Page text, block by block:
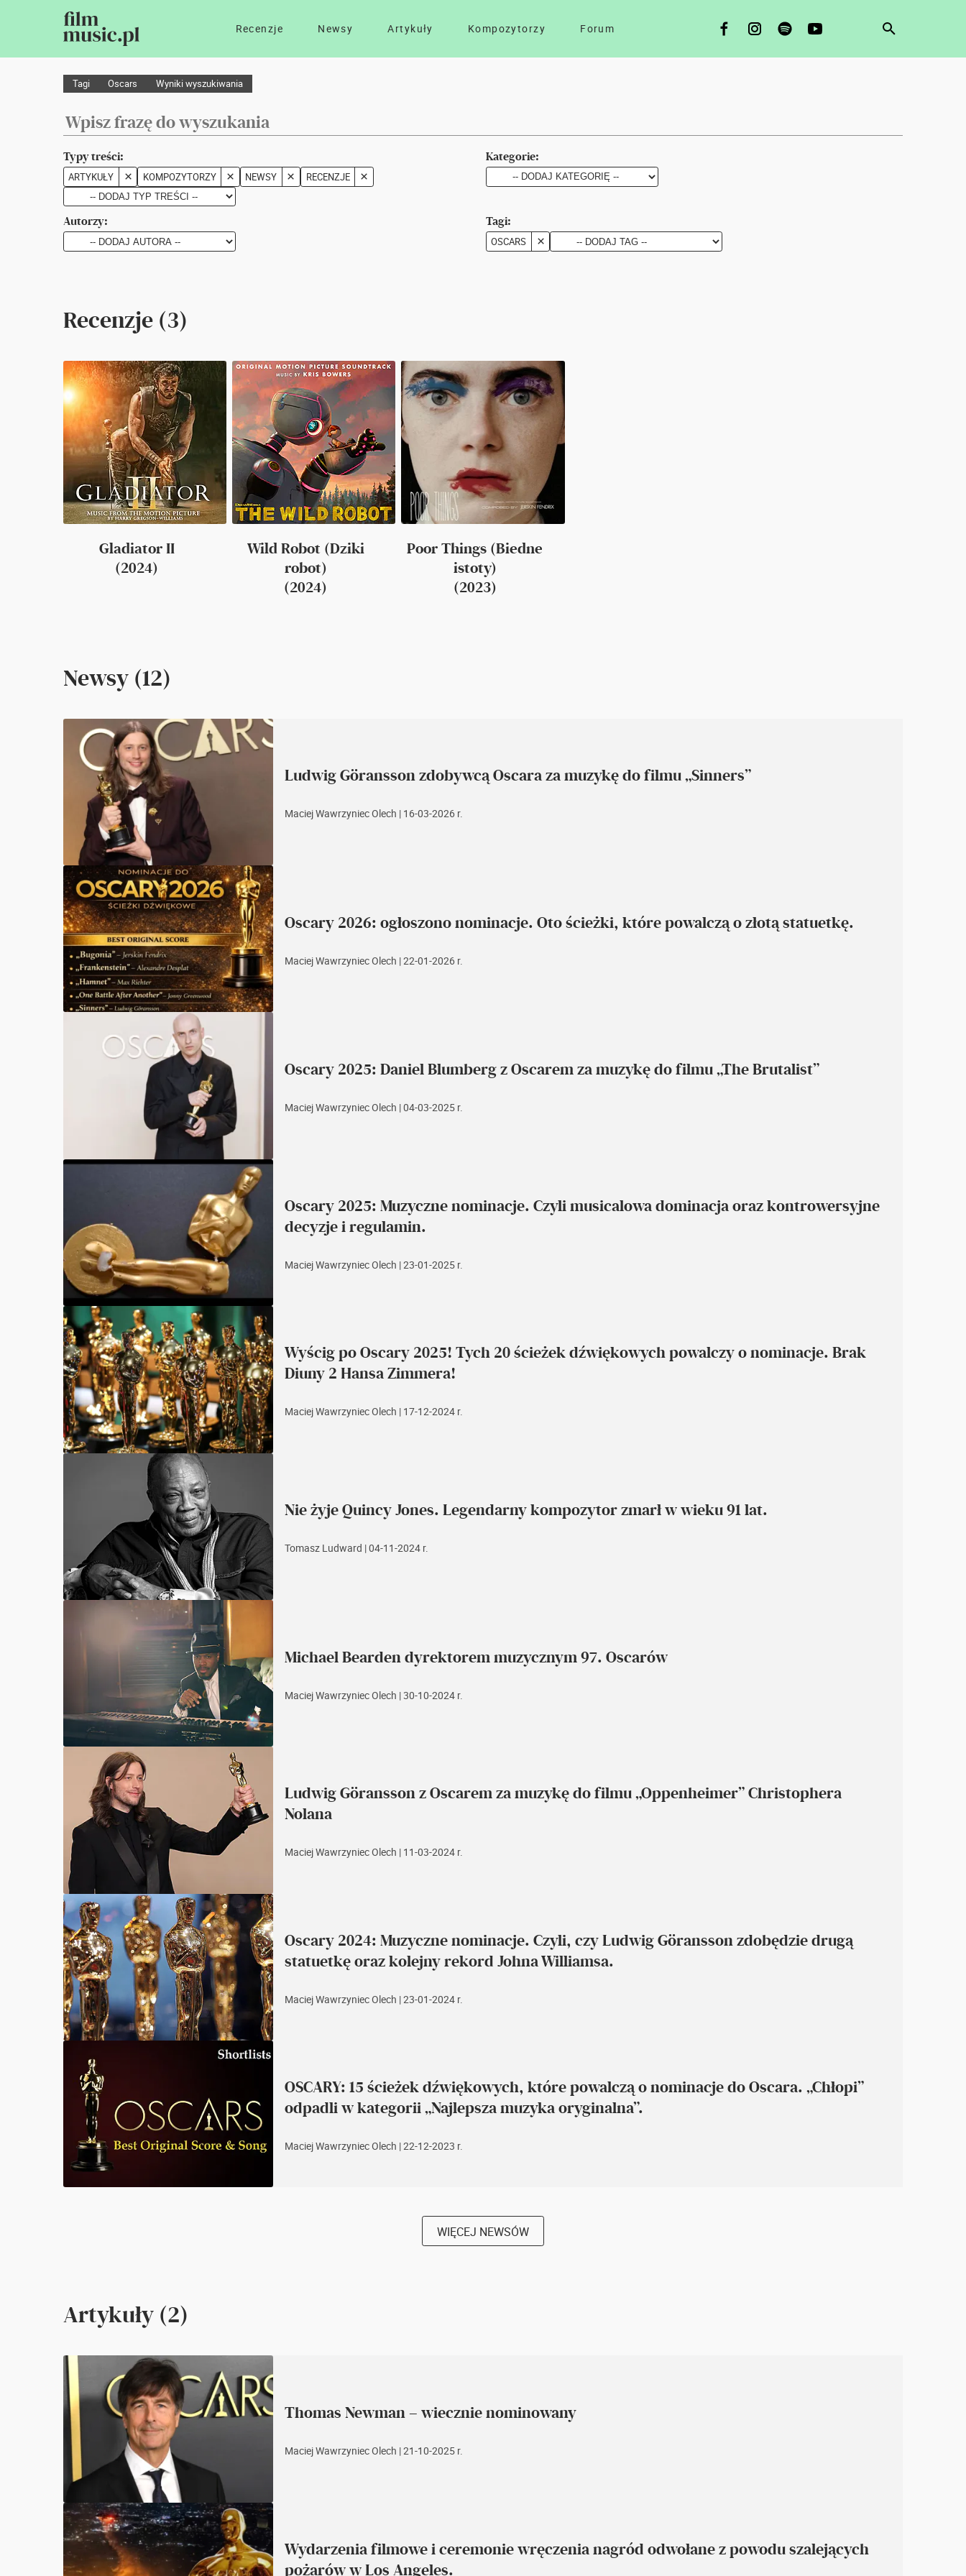
Recenzje Newsy Artykuły Kompozytorzy Forum
Tagi Oscars Wyniki wyszukiwania
Typy treści:
ARTYKUŁY KOMPOZYTORZY NEWSY RECENZJE
Kategorie:
Autorzy: Tagi:
OSCARS
Recenzje (3)
Gladiator II
(2024)
Wild Robot (Dziki
robot)
(2024)
Poor Things (Biedne
istoty)
(2023)
Newsy (12)
Ludwig Göransson zdobywcą Oscara za muzykę do filmu „Sinners”
Maciej Wawrzyniec Olech | 16-03-2026 r.
Oscary 2026: ogłoszono nominacje. Oto ścieżki, które powalczą o złotą statuetkę.
Maciej Wawrzyniec Olech | 22-01-2026 r.
Oscary 2025: Daniel Blumberg z Oscarem za muzykę do filmu „The Brutalist”
Maciej Wawrzyniec Olech | 04-03-2025 r.
Oscary 2025: Muzyczne nominacje. Czyli musicalowa dominacja oraz kontrowersyjne
decyzje i regulamin.
Maciej Wawrzyniec Olech | 23-01-2025 r.
Wyścig po Oscary 2025! Tych 20 ścieżek dźwiękowych powalczy o nominacje. Brak
Diuny 2 Hansa Zimmera!
Maciej Wawrzyniec Olech | 17-12-2024 r.
Nie żyje Quincy Jones. Legendarny kompozytor zmarł w wieku 91 lat.
Tomasz Ludward | 04-11-2024 r.
Michael Bearden dyrektorem muzycznym 97. Oscarów
Maciej Wawrzyniec Olech | 30-10-2024 r.
Ludwig Göransson z Oscarem za muzykę do filmu „Oppenheimer” Christophera
Nolana
Maciej Wawrzyniec Olech | 11-03-2024 r.
Oscary 2024: Muzyczne nominacje. Czyli, czy Ludwig Göransson zdobędzie drugą
statuetkę oraz kolejny rekord Johna Williamsa.
Maciej Wawrzyniec Olech | 23-01-2024 r.
OSCARY: 15 ścieżek dźwiękowych, które powalczą o nominacje do Oscara. „Chłopi”
odpadli w kategorii „Najlepsza muzyka oryginalna”.
Maciej Wawrzyniec Olech | 22-12-2023 r.
WIĘCEJ NEWSÓW
Artykuły (2)
Thomas Newman – wiecznie nominowany
Maciej Wawrzyniec Olech | 21-10-2025 r.
Wydarzenia filmowe i ceremonie wręczenia nagród odwołane z powodu szalejących
pożarów w Los Angeles.